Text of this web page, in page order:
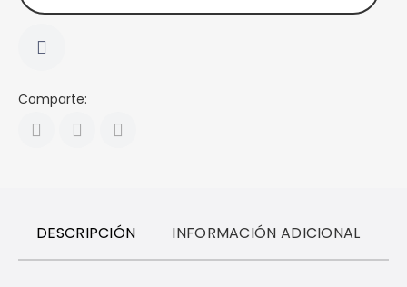
Comparte:
DESCRIPCIÓN INFORMACIÓN ADICIONAL